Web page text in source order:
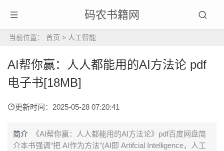
码农书籍网
当前位置： 首页 > 人工智能
AI帮你赢：人人都能用的AI方法论 pdf
电子书[18MB]
更新时间：2025-05-28 07:20:41
简介
《AI帮你赢：人人都能用的AI方法论》pdf百度网盘简
介本书强调“把 AI作为方法”(AI即 Artifcial Intelligence，人工